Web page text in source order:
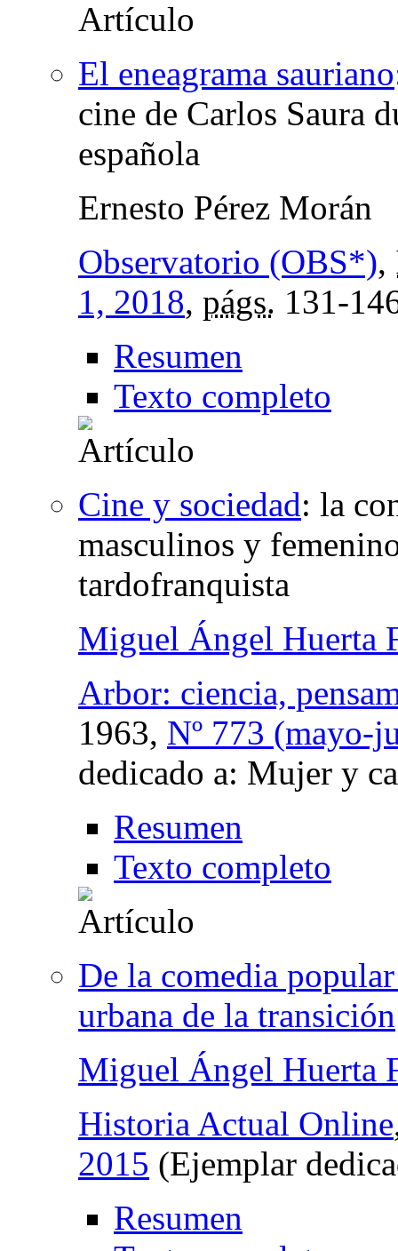
El eneagrama sauriano
cine de Carlos Saura
española
Ernesto Pérez Morán
Observatorio (OBS*),
1, 2018, págs. 131-
Resumen
Texto completo
Cine y sociedad: la
masculinos y
tardofranquista
Miguel Ángel Huerta
Arbor: ciencia,
1963, Nº 773 (mayo-
dedicado a: Mujer y
Resumen
Texto completo
De la comedia
urbana de la transición
Miguel Ángel Huerta
Historia Actual Online
2015 (Ejemplar
Resumen